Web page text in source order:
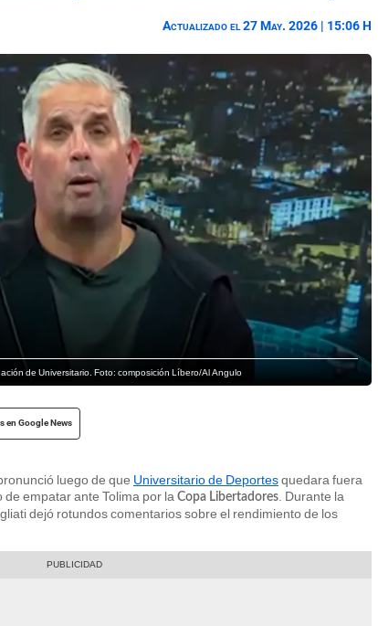
Actualizado el 27 May. 2026 | 15:06 H
de Universitario. Foto: composición Líbero/Al Angulo
en Google News
luego de que Universitario de Deportesquedara fuera
empatar ante Tolima por la Copa Libertadores . Durante la
dejó rotundos comentarios sobre el rendimiento de los